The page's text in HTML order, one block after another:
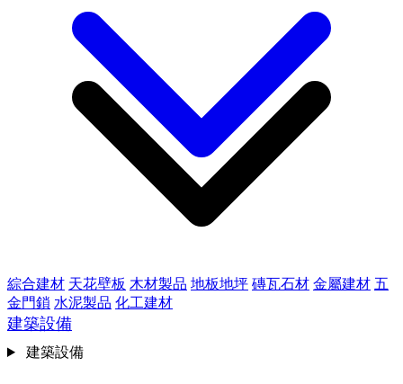
綜合建材 天花壁板 木材製品 地板地坪 磚瓦石材 金屬建材 五
金門鎖 水泥製品 化工建材
建築設備
建築設備